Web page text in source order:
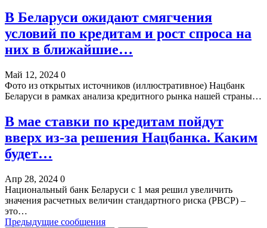
В Беларуси ожидают смягчения
условий по кредитам и рост спроса на
них в ближайшие…
Май 12, 2024 0
Фото из открытых источников (иллюстративное) Нацбанк
Беларуси в рамках анализа кредитного рынка нашей страны…
В мае ставки по кредитам пойдут
вверх из-за решения Нацбанка. Каким
будет…
Апр 28, 2024 0
Национальный банк Беларуси с 1 мая решил увеличить
значения расчетных величин стандартного риска (РВСР) –
это…
Предыдущие сообщения